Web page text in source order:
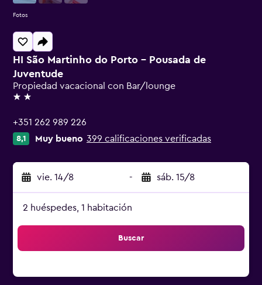
HI São Martinho do Porto - Pousada de
Juventude
Propiedad vacacional con Bar/lounge
2 estrellas
+351 262 989 226
8,1 Muy bueno 399 calificaciones verificadas
vie. 14/8 - sáb. 15/8
2 huéspedes, 1 habitación
Buscar
Fotos